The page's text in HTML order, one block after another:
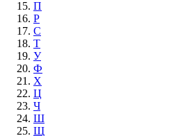
П
Р
С
Т
У
Ф
Х
Ц
Ч
Ш
Щ